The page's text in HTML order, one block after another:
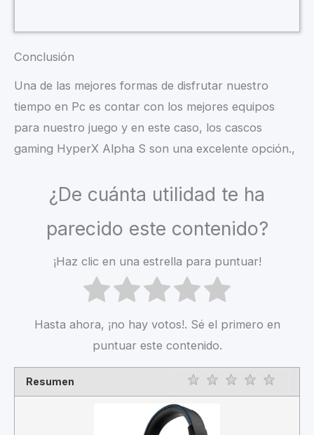
Conclusión
Una de las mejores formas de disfrutar nuestro
tiempo en Pc es contar con los mejores equipos
para nuestro juego y en este caso, los cascos
gaming HyperX Alpha S son una excelente opción.,
¿De cuánta utilidad te ha
parecido este contenido?
¡Haz clic en una estrella para puntuar!
Hasta ahora, ¡no hay votos!. Sé el primero en
puntuar este contenido.
Resumen Rating